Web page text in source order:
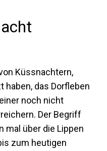
Küssnachtern,
das Dorfleben
noch nicht
Der Begriff
mal über die Lippen
zum heutigen